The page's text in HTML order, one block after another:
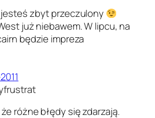
zbyt przeczulony
już niebawem. W lipcu, na
będzie impreza
różne błędy się zdarzają.